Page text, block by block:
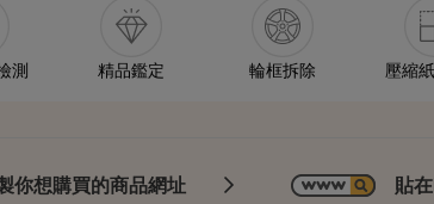
測 精品鑑定 輪框拆除 壓縮
你想購買的商品網址 貼